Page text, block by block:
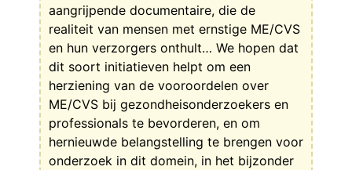
aangrijpende documentaire, die de
realiteit van mensen met ernstige ME/CVS
en hun verzorgers onthult… We hopen dat
dit soort initiatieven helpt om een
herziening van de vooroordelen over
ME/CVS bij gezondheisonderzoekers en
professionals te bevorderen, en om
hernieuwde belangstelling te brengen voor
onderzoek in dit domein, in het bijzonder